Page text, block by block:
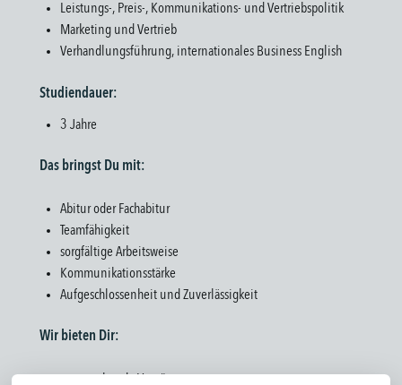
Leistungs-, Preis-, Kommunikations- und Vertriebspolitik
Marketing und Vertrieb
Verhandlungsführung, internationales Business English
Studiendauer:
3 Jahre
Das bringst Du mit:
Abitur oder Fachabitur
Teamfähigkeit
sorgfältige Arbeitsweise
Kommunikationsstärke
Aufgeschlossenheit und Zuverlässigkeit
Wir bieten Dir: